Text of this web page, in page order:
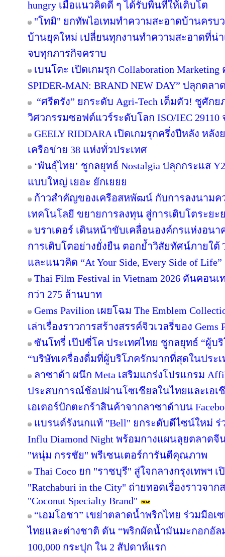
hungry เมื่อแนวคิดดี ๆ ได้รับพื้นที่ให้เติบโต
"โทมิ" ยกทัพไอเทมทำความสะอาดบ้านครบ
บ้านยุคใหม่ เปลี่ยนทุกงานทำความสะอาดที่น่า
จบทุกภารกิจคราบ
เบนโตะ เปิดเกมรุก Collaboration
SPIDER-MAN: BRAND NEW DAY” ปลุกต
“ศรีตรัง” ยกระดับ Agri-Tech เต็มตัว! ชูศัก
วิศวกรรมซอฟต์แวร์ระดับโลก ISO/IEC 29110
GEELY RIDDARA เปิดเกมรุกครึ่งปีหลัง หลั
เครือข่าย 38 แห่งทั่วประเทศ
‘พันธุ์ไทย’ ชูกลยุทธ์ Nostalgia ปลุกกระแส
แบบใหญ่ เยอะ ยักเยยย
ก้าวสำคัญของเครือสหพัฒน์ กับการลงนามค
เทคโนโลยี ขยายการลงทุน สู่การเติบโตระยะ
บราเดอร์ เดินหน้าขับเคลื่อนองค์กรแห่งอน
การเติบโตอย่างยั่งยืน ตอกย้ำวิสัยทัศน์ภายใต้
และแนวคิด “At Your Side, Every Side of Life”
Thai Film Festival in Vietnam 2026 ดันคอน
กว่า 275 ล้านบาท
Gems Pavilion เผยโฉม The Emblem
เล่าเรื่องราวการสร้างสรรค์จิวเวลรี่ของ
ซันโทรี่ เป๊ปซี่โค ประเทศไทย ชูกลยุทธ์ “ผู้บ
“บริษัทเครื่องดื่มที่ผู้บริโภครักมากที่สุดในประเ
ลาซาด้า ผนึก Meta เสริมแกร่งโปรแกรม
ประสบการณ์ช้อปผ่านโซเชียลในไทยและเอเ
เอเตอร์ปักตะกร้าสินค้าจากลาซาด้าบน
แบรนด์รังนกแท้ "Bell" ยกระดับดีไซน์ใหม่ ร่
Influ Diamond Night พร้อมกางแผนลุยตลาด
"หนุ่ม กรรชัย" พรีเซนเตอร์การันตีคุณภาพ
Thai Coco ยก "ราชบุรี" สู่ใจกลางกรุงเทพฯ เ
"Ratchaburi in the City" ถ่ายทอดเรื่องราวจ
"Coconut Specialty Brand"
“เอมโอชา” เขย่าตลาดน้ำพริกไทย ร่วมมือ
ไทยและต่างชาติ ดัน “พริกผัดน้ำมันมะกอกอั
100,000 กระปุก ใน 2 สัปดาห์แรก